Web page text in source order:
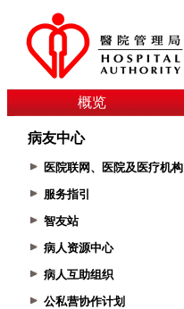
概览
病友中心
医院联网、医院及医疗机构
服务指引
智友站
病人资源中心
病人互助组织
公私营协作计划